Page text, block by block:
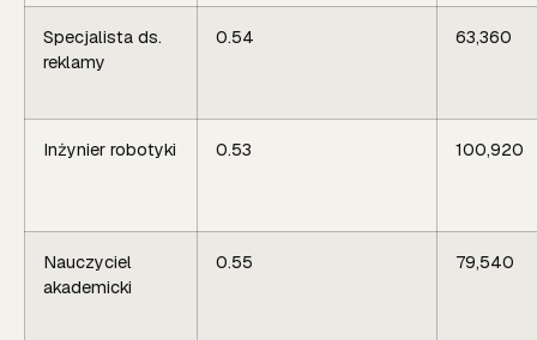
Specjalista ds.
reklamy
0.54 63,360
Inżynier robotyki 0.53 100,920
Nauczyciel
akademicki
0.55 79,540